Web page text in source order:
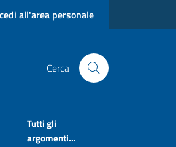
all'area personale
Cerca
Tutti gli
argomenti...